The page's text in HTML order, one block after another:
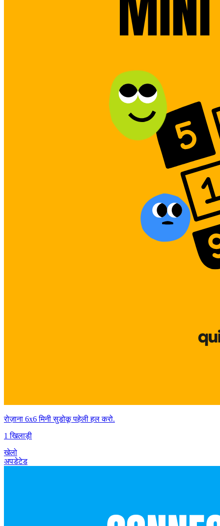
रोज़ाना 6x6 मिनी सुडोकू पहेली हल करो.
1 खिलाड़ी
खेलो
अपडेटेड